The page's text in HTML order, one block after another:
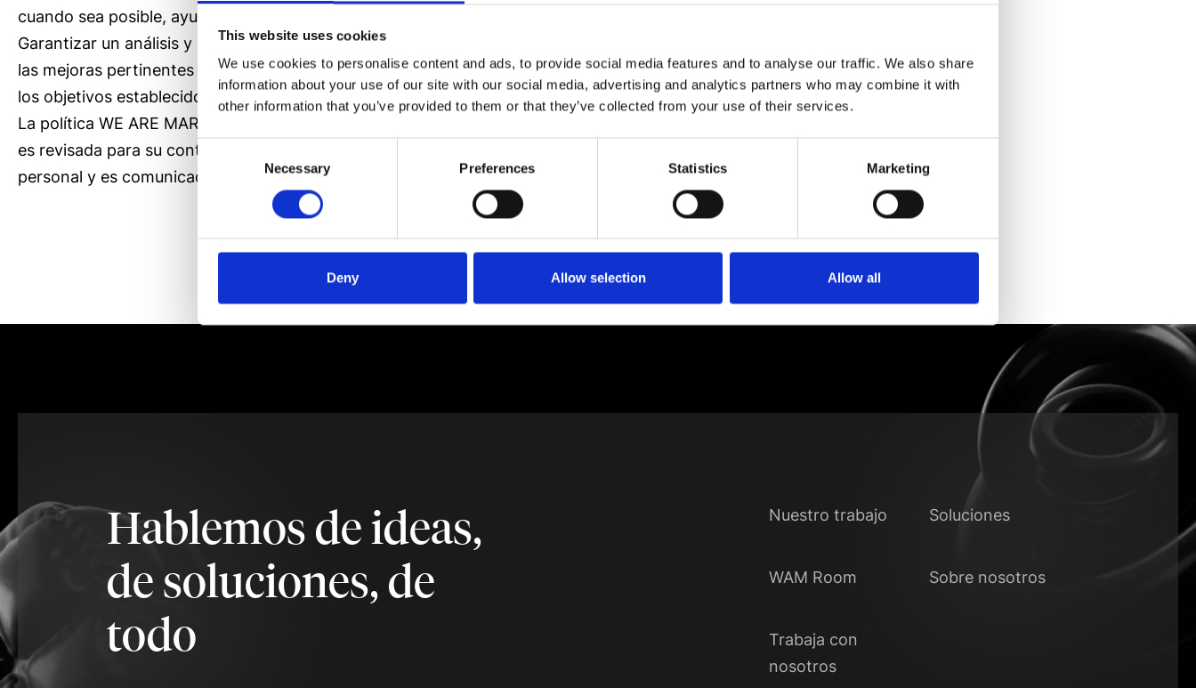
This website uses cookies
We use cookies to personalise content and ads, to provide social media features and to analyse our traffic. We also share
information about your use of our site with our social media, advertising and analytics partners who may combine it with
other information that you’ve provided to them or that they’ve collected from your use of their services.
Consent
Necessary Preferences Statistics Marketing
Deny Allow selection Allow all
cuando sea posible, ayudar a los clientes a hacer lo mismo.
Garantizar un análisis y seguimiento de los procesos relevantes estableciéndose
las mejoras pertinentes en cada caso, en función de los resultados obtenidos y de
los objetivos establecidos
La política WE ARE MARKETING SL. está en continua evolución con la empresa, por lo que
es revisada para su continua adecuación, permanece expuesta en lugar visible para todo el
personal y es comunicada, para que sea entendida en todos los niveles de la organización.
Hablemos de ideas,
de soluciones, de
todo
Nuestro trabajo Soluciones
WAM Room Sobre nosotros
Trabaja con
nosotros